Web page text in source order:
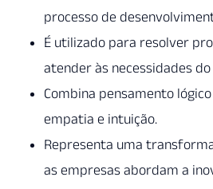
processo de
É utilizado para resolver
atender às necessidades
Combina pensamento
empatia e intuição.
Representa uma
as empresas abordam a